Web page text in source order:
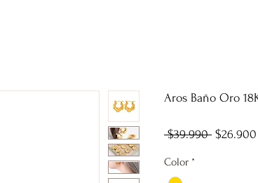
Aros Baño Oro
$39.990 Precio
$26.900
Color *